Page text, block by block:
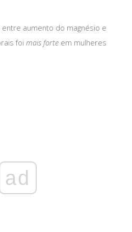
entre aumento do magnésio e
foi mais forte em mulheres
ad